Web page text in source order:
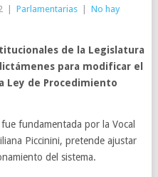
Parlamentarias
No hay
de la Legislatura
para modificar el
Ley de Procedimiento
fundamentada por la Vocal
Piccinini, pretende ajustar
del sistema.